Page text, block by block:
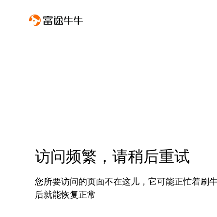
访问频繁，请稍后重试
您所要访问的页面不在这儿，它可能正忙着刷
后就能恢复正常